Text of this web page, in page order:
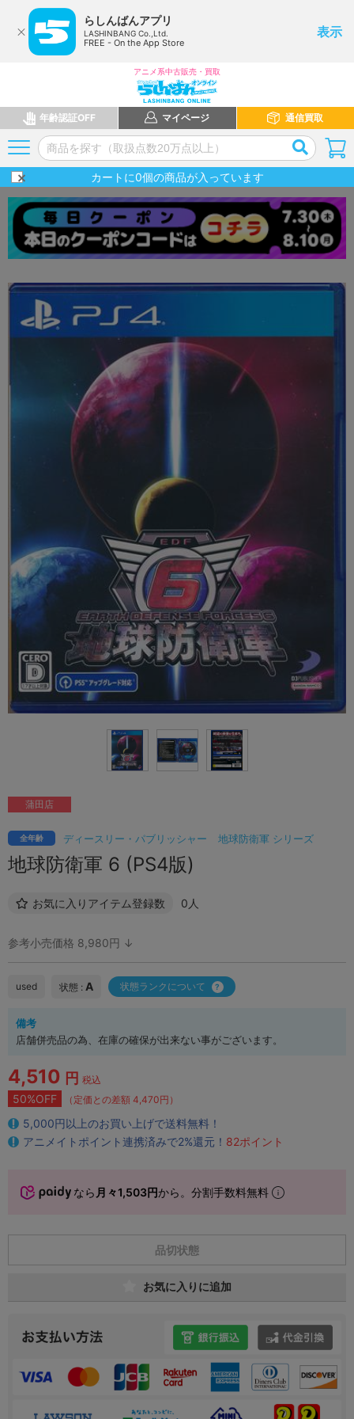
らしんばんアプリ
LASHINBANG Co.,Ltd.
FREE - On the App Store
表示
アニメ系中古販売・買取
年齢認証OFF マイページ 通信買取
カートに0個の商品が入っています
ディースリー・パブリッシャー 地球防衛軍 シリーズ
全年齢
地球防衛軍 6 (PS4版)
お気に入りアイテム登録数 0人
蒲田店
参考小売価格 8,980円 ↓
used 状態 : A 状態ランクについて
備考
店舗併売品の為、在庫の確保が出来ない事がございます。
4,510 円 税込
50%OFF （定価との差額 4,470円）
5,000円以上のお買い上げで送料無料！
アニメイトポイント連携済みで2%還元！ 82ポイント
なら 月々1,503円から。分割手数料無料
品切状態
お気に入りに追加